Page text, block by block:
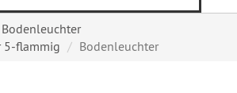
Bodenleuchter
5-flammig
Bodenleuchter